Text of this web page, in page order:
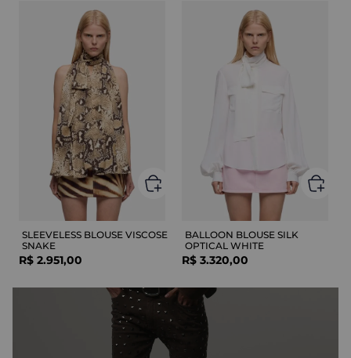
SLEEVELESS BLOUSE VISCOSE
SNAKE
R$ 2.951,00
BALLOON BLOUSE SILK
OPTICAL WHITE
R$ 3.320,00